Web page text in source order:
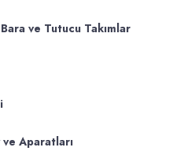
ve Tutucu Takımlar
Aparatları